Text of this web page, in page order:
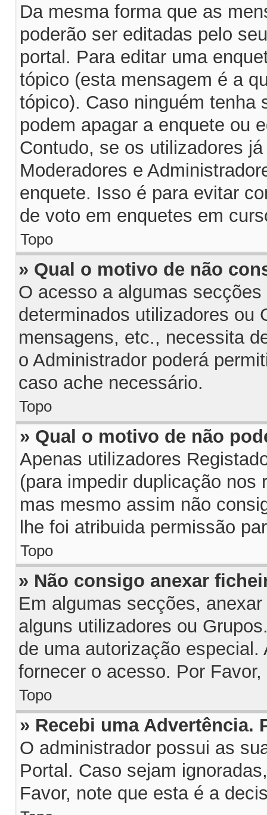
Da mesma forma que as
poderão ser editadas pelo
portal. Para editar uma
tópico (esta mensagem é a
tópico). Caso ninguém tenha
podem apagar a enquete ou
Contudo, se os utilizadores
Moderadores e
enquete. Isso é para evitar
de voto em enquetes em
Topo
» Qual o motivo de não
O acesso a algumas
determinados utilizadores ou
mensagens, etc., necessita
o Administrador poderá
caso ache necessário.
Topo
» Qual o motivo de não
Apenas utilizadores
(para impedir duplicação
mas mesmo assim não
lhe foi atribuida permissão
Topo
» Não consigo anexar
Em algumas secções,
alguns utilizadores ou
de uma autorização
fornecer o acesso. Por
Topo
» Recebi uma Advertência.
O administrador possui as
Portal. Caso sejam
Favor, note que esta é a